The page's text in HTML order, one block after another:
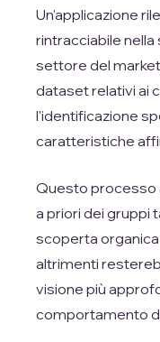
Un'applicazione
rintracciabile
settore del
dataset relativi ai
l'identificazione
caratteristiche
Questo processo
a priori dei gruppi
scoperta organica
altrimenti
visione più
comportamento